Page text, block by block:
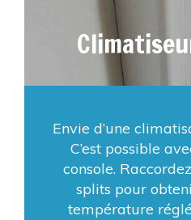
Envie d’une
C’est possible
console.
splits pour
température